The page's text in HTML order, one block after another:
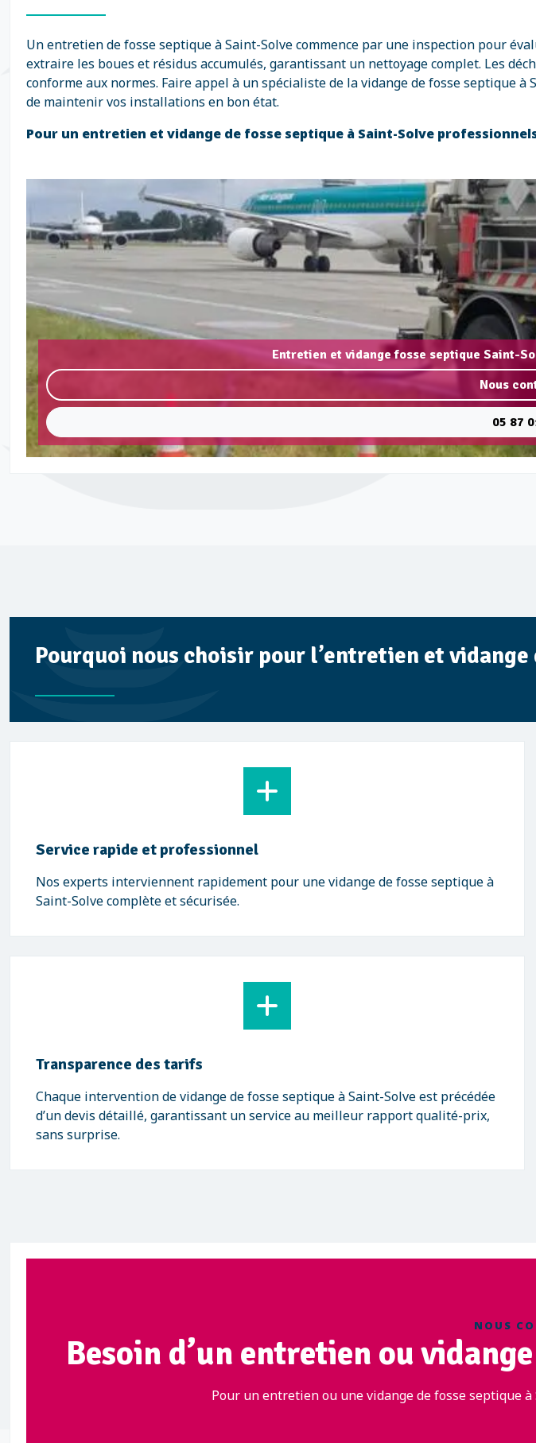
Un entretien de fosse septique à Saint-Solve commence par une inspection pour
extraire les boues et résidus accumulés, garantissant un nettoyage complet. Les
conforme aux normes. Faire appel à un spécialiste de la vidange de fosse septique
de maintenir vos installations en bon état.
Pour un entretien et vidange de fosse septique à Saint-Solve
Entretien et vidange fosse septique Saint-
Nous
05 87
Pourquoi nous choisir pour l’entretien et vidange
Service rapide et professionnel
Nos experts interviennent rapidement pour une vidange de fosse septique à
Saint-Solve complète et sécurisée.
Transparence des tarifs
Chaque intervention de vidange de fosse septique à Saint-Solve est précédée
d’un devis détaillé, garantissant un service au meilleur rapport qualité-prix,
sans surprise.
NOUS
Besoin d’un entretien ou
Pour un entretien ou une vidange de fosse septique